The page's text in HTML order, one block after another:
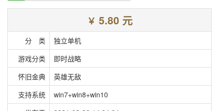
￥ 5.80 元
分 类
独立单机
游戏分类
即时战略
怀旧金典
英雄无敌
支持系统
win7+win8+win10